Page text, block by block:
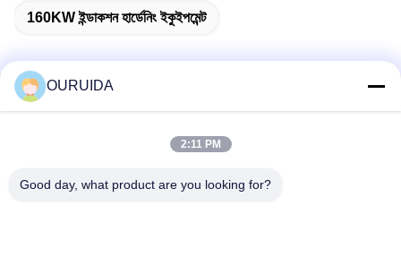
160KW ইন্ডাকশন হার্ডেনিং ইকুইপমেন্ট
OURUIDA
2:11 PM
Good day, what product are you looking for?